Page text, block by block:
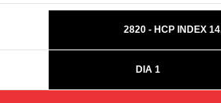
2820 - HCP INDEX
DIA 1